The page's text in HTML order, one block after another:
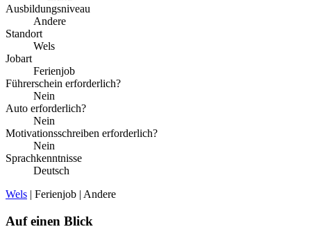
Ausbildungsniveau
Andere
Standort
Wels
Jobart
Ferienjob
Führerschein erforderlich?
Nein
Auto erforderlich?
Nein
Motivationsschreiben erforderlich?
Nein
Sprachkenntnisse
Deutsch
Wels | Ferienjob | Andere
Auf einen Blick